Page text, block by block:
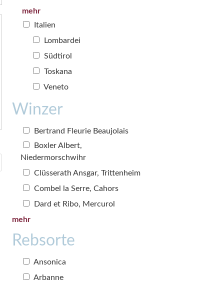
mehr
Italien
Lombardei
Südtirol
Toskana
Veneto
Winzer
Bertrand Fleurie Beaujolais
Boxler Albert,
Niedermorschwihr
Clüsserath Ansgar, Trittenheim
Combel la Serre, Cahors
Dard et Ribo, Mercurol
mehr
Rebsorte
Ansonica
Arbanne